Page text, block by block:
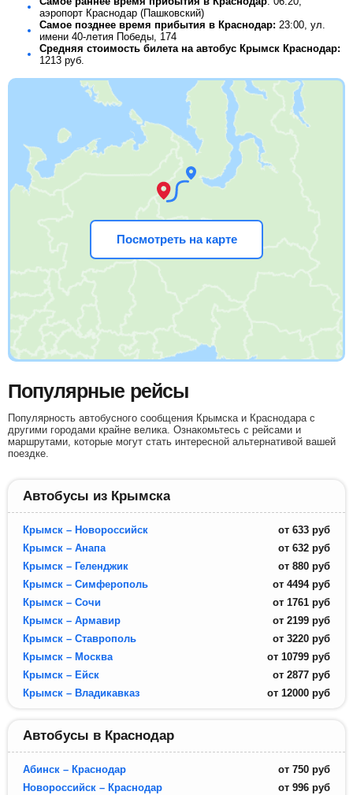
аэропорт Краснодар (Пашковский)
Самое позднее время прибытия в Краснодар: 23:00, ул.
имени 40-летия Победы, 174
Средняя стоимость билета на автобус Крымск Краснодар:
1213 руб.
Посмотреть на карте
Популярные рейсы
Популярность автобусного сообщения Крымска и Краснодара с
другими городами крайне велика. Ознакомьтесь с рейсами и
маршрутами, которые могут стать интересной альтернативой вашей
поездке.
Автобусы из Крымска
Крымск – Новороссийск от 633 руб
Крымск – Анапа
от 632 руб
Крымск – Геленджик
от 880 руб
Крымск – Симферополь
от 4494 руб
Крымск – Сочи
от 1761 руб
Крымск – Армавир
от 2199 руб
Крымск – Ставрополь
от 3220 руб
Крымск – Москва
от 10799 руб
Крымск – Ейск
от 2877 руб
Крымск – Владикавказ
от 12000 руб
Автобусы в Краснодар
Абинск – Краснодар от 750 руб
Новороссийск – Краснодар
от 996 руб